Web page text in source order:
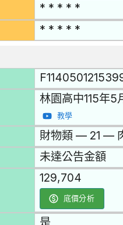
* * * * *
* * * * *
林園高中115年5
教學
財物類 — 21 —
未達公告金額
129,704
底價分析
是